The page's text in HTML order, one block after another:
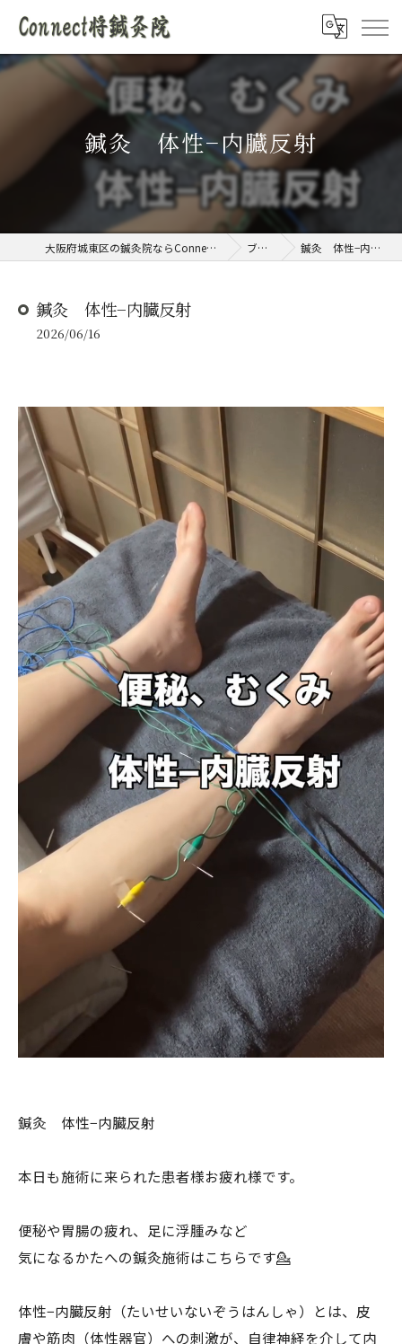
鍼灸 体性−内臓反射
大阪府城東区の鍼灸院ならConnect将鍼灸院 ブログ 鍼灸 体性−内臓反射
鍼灸 体性−内臓反射
2026/06/16
鍼灸 体性−内臓反射
本日も施術に来られた患者様お疲れ様です。
便秘や胃腸の疲れ、足に浮腫みなど
気になるかたへの鍼灸施術はこちらです💁
体性−内臓反射（たいせいないぞうはんしゃ）とは、皮
膚や筋肉（体性器官）への刺激が、自律神経を介して内